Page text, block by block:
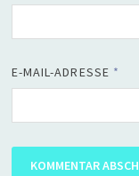
E-MAIL-ADRESSE *